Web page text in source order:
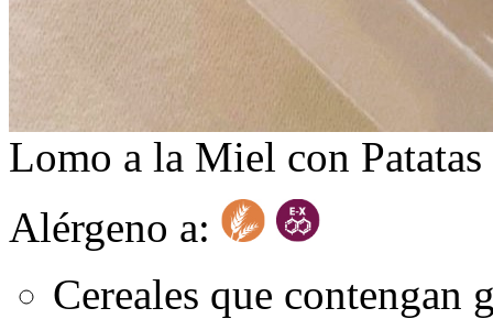
Lomo a la Miel con Patatas
Alérgeno a:
Cereales que contengan